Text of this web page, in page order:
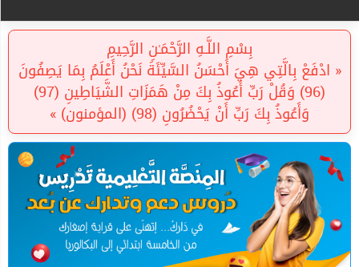
بِسْمِ اللَّـهِ الرَّحْمَـٰنِ الرَّحِيمِ
« ادْفَعْ بِالَّتِي هِيَ أَحْسَنُ السَّيِّئَةَ نَحْنُ أَعْلَمُ بِمَا يَصِفُونَ
(96) وَقُلْ رَبِّ أَعُوذُ بِكَ مِنْ هَمَزَاتِ الشَّيَاطِينِ (97)
وَأَعُوذُ بِكَ رَبِّ أَنْ يَحْضُرُونِ (98) (المؤمنون) »